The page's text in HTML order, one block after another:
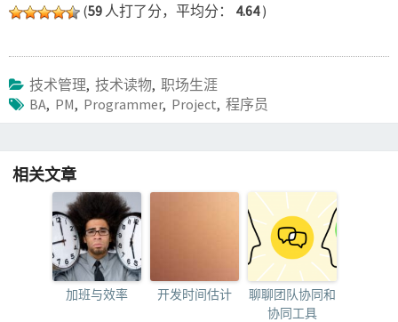
(59 人打了分，平均分： 4.64)
技术管理, 技术读物, 职场生涯
BA, PM, Programmer, Project, 程序员
相关文章
加班与效率 开发时间估计
聊聊团队协同和
协同工具